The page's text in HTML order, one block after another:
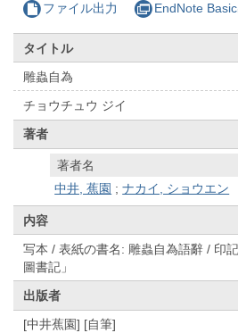
ファイル出力 EndNote
タイトル
雕蟲自為
チョウチュウ ジイ
著者
著者名
中井, 蕉園 ;ナカイ, ショウエン
内容
写本 / 表紙の書名: 雕蟲自為語辭 / 印
圖書記」
出版者
[中井蕉園] [自筆]